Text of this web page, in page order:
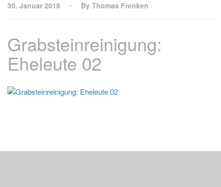
30. Januar 2018 By Thomas Frenken
Grabsteinreinigung:
Eheleute 02